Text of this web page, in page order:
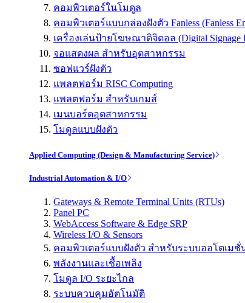
คอมพิวเตอร์ในโมดูล
คอมพิวเตอร์แบบกล่องฝังตัว Fanless (Fanless
เครื่องเล่นป้ายโฆษณาดิจิตอล (Digital Signage
จอแสดงผล สำหรับอุตสาหกรรม
ซอฟแวร์ฝังตัว
แพลตฟอร์ม RISC Computing
แพลตฟอร์ม สำหรับเกมส์
เมนบอร์ดอุตสาหกรรม
โมดูลแบบฝังตัว
Applied Computing (Design & Manufacturing Service)
Industrial Automation & I/O
Gateways & Remote Terminal Units (RTUs)
Panel PC
WebAccess Software & Edge SRP
Wireless I/O & Sensors
คอมพิวเตอร์แบบฝังตัว สำหรับระบบออโตเมชั่
พลังงานและเชื้อเพลิง
โมดูล I/O ระยะไกล
ระบบควบคุมอัตโนมัติ